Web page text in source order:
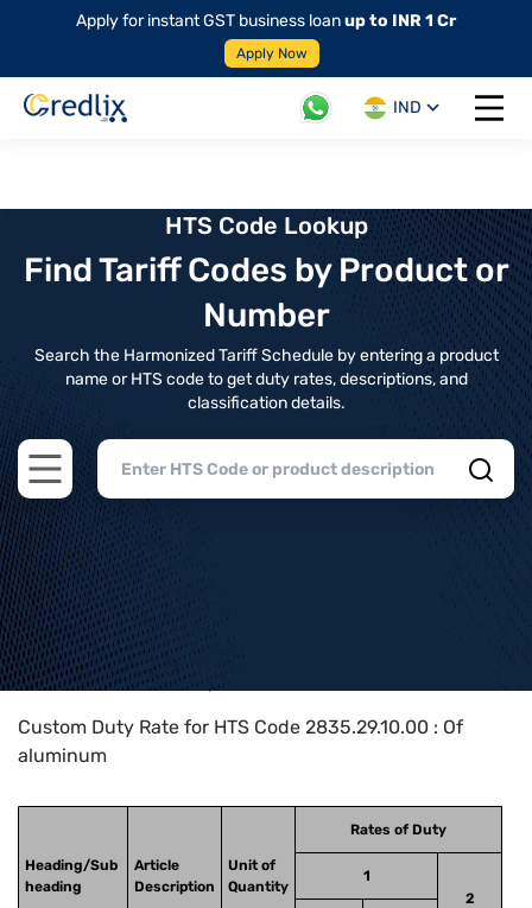
Apply for instant GST business loanup to INR 1 Cr
Apply Now
IND
Open
HTS Code Lookup
Find Tariff Codes by Product or
Number
Search the Harmonized Tariff Schedule by entering a product
name or HTS code to get duty rates, descriptions, and
classification details.
Open main menu
Home>HTS Codes> Chapter
Custom Duty Rate for HTS Code 2835.29.10.00 : Of
aluminum
Heading/Sub
heading
Article
Description
Unit of
Quantity
Rates of Duty
1
2